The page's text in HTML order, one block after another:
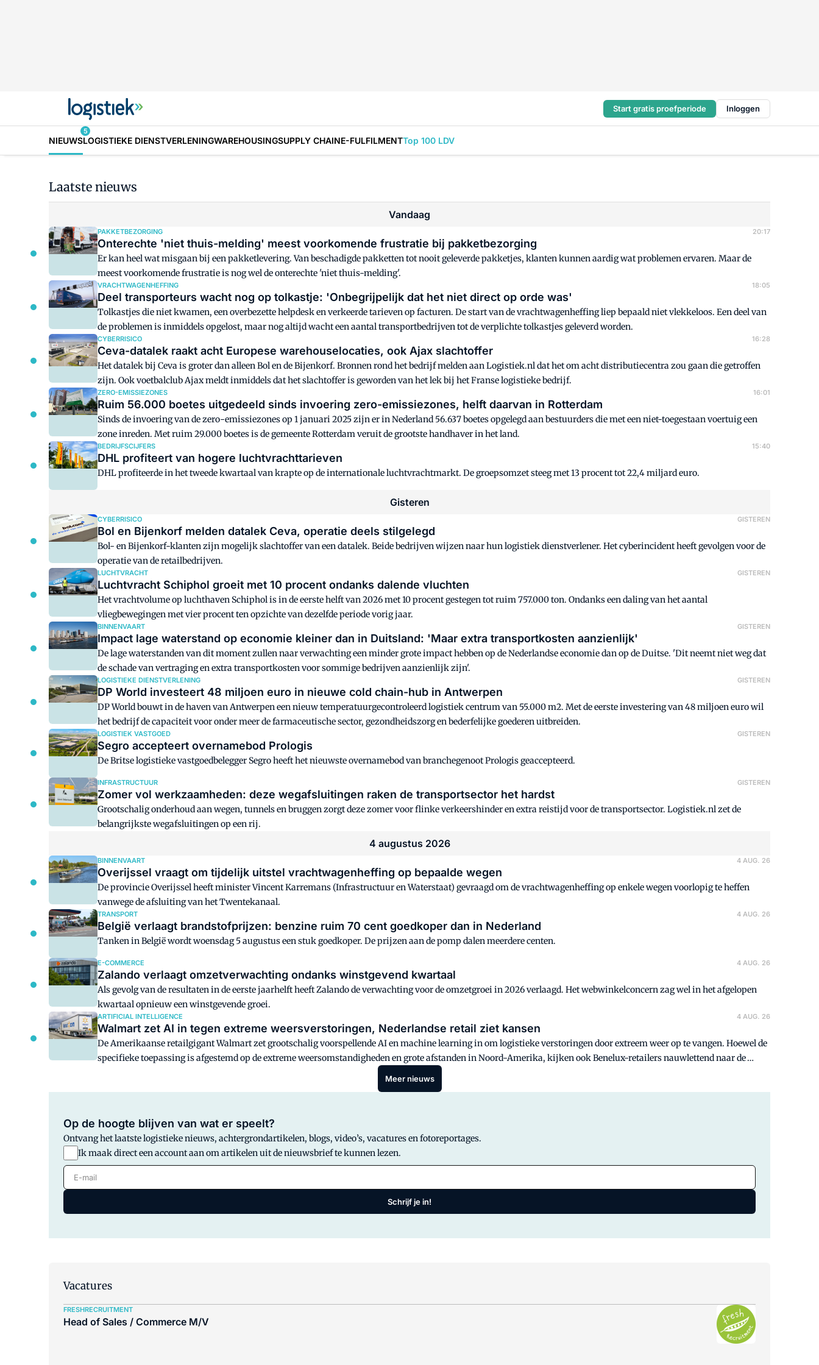
Start gratis proefperiode Inloggen
NIEUWS
5
LOGISTIEKE DIENSTVERLENINGWAREHOUSINGSUPPLY CHAINE-FULFILMENTTop 100 LDV
Laatste nieuws
vandaag
PAKKETBEZORGING 20:17
Onterechte 'niet thuis-melding' meest voorkomende frustratie bij pakketbezorging
Er kan heel wat misgaan bij een pakketlevering. Van beschadigde pakketten tot nooit geleverde pakketjes, klanten kunnen aardig wat problemen ervaren. Maar de
meest voorkomende frustratie is nog wel de onterechte 'niet thuis-melding'.
VRACHTWAGENHEFFING 18:05
Deel transporteurs wacht nog op tolkastje: 'Onbegrijpelijk dat het niet direct op orde was'
Tolkastjes die niet kwamen, een overbezette helpdesk en verkeerde tarieven op facturen. De start van de vrachtwagenheffing liep bepaald niet vlekkeloos. Een deel van
de problemen is inmiddels opgelost, maar nog altijd wacht een aantal transportbedrijven tot de verplichte tolkastjes geleverd worden.
CYBERRISICO 16:28
Ceva-datalek raakt acht Europese warehouselocaties, ook Ajax slachtoffer
Het datalek bij Ceva is groter dan alleen Bol en de Bijenkorf. Bronnen rond het bedrijf melden aan Logistiek.nl dat het om acht distributiecentra zou gaan die getroffen
zijn. Ook voetbalclub Ajax meldt inmiddels dat het slachtoffer is geworden van het lek bij het Franse logistieke bedrijf.
ZERO-EMISSIEZONES 16:01
Ruim 56.000 boetes uitgedeeld sinds invoering zero-emissiezones, helft daarvan in Rotterdam
Sinds de invoering van de zero-emissiezones op 1 januari 2025 zijn er in Nederland 56.637 boetes opgelegd aan bestuurders die met een niet-toegestaan voertuig een
zone inreden. Met ruim 29.000 boetes is de gemeente Rotterdam veruit de grootste handhaver in het land.
BEDRIJFSCIJFERS 15:40
DHL profiteert van hogere luchtvrachttarieven
DHL profiteerde in het tweede kwartaal van krapte op de internationale luchtvrachtmarkt. De groepsomzet steeg met 13 procent tot 22,4 miljard euro.
gisteren
CYBERRISICO GISTEREN
Bol en Bijenkorf melden datalek Ceva, operatie deels stilgelegd
Bol- en Bijenkorf-klanten zijn mogelijk slachtoffer van een datalek. Beide bedrijven wijzen naar hun logistiek dienstverlener. Het cyberincident heeft gevolgen voor de
operatie van de retailbedrijven.
LUCHTVRACHT GISTEREN
Luchtvracht Schiphol groeit met 10 procent ondanks dalende vluchten
Het vrachtvolume op luchthaven Schiphol is in de eerste helft van 2026 met 10 procent gestegen tot ruim 757.000 ton. Ondanks een daling van het aantal
vliegbewegingen met vier procent ten opzichte van dezelfde periode vorig jaar.
BINNENVAART GISTEREN
Impact lage waterstand op economie kleiner dan in Duitsland: 'Maar extra transportkosten aanzienlijk'
De lage waterstanden van dit moment zullen naar verwachting een minder grote impact hebben op de Nederlandse economie dan op de Duitse. 'Dit neemt niet weg dat
de schade van vertraging en extra transportkosten voor sommige bedrijven aanzienlijk zijn'.
LOGISTIEKE DIENSTVERLENING GISTEREN
DP World investeert 48 miljoen euro in nieuwe cold chain-hub in Antwerpen
DP World bouwt in de haven van Antwerpen een nieuw temperatuurgecontroleerd logistiek centrum van 55.000 m2. Met de eerste investering van 48 miljoen euro wil
het bedrijf de capaciteit voor onder meer de farmaceutische sector, gezondheidszorg en bederfelijke goederen uitbreiden.
LOGISTIEK VASTGOED GISTEREN
Segro accepteert overnamebod Prologis
De Britse logistieke vastgoedbelegger Segro heeft het nieuwste overnamebod van branchegenoot Prologis geaccepteerd.
INFRASTRUCTUUR GISTEREN
Zomer vol werkzaamheden: deze wegafsluitingen raken de transportsector het hardst
Grootschalig onderhoud aan wegen, tunnels en bruggen zorgt deze zomer voor flinke verkeershinder en extra reistijd voor de transportsector. Logistiek.nl zet de
belangrijkste wegafsluitingen op een rij.
4 augustus 2026
BINNENVAART 4 AUG. 26
Overijssel vraagt om tijdelijk uitstel vrachtwagenheffing op bepaalde wegen
De provincie Overijssel heeft minister Vincent Karremans (Infrastructuur en Waterstaat) gevraagd om de vrachtwagenheffing op enkele wegen voorlopig te heffen
vanwege de afsluiting van het Twentekanaal.
TRANSPORT 4 AUG. 26
België verlaagt brandstofprijzen: benzine ruim 70 cent goedkoper dan in Nederland
Tanken in België wordt woensdag 5 augustus een stuk goedkoper. De prijzen aan de pomp dalen meerdere centen.
E-COMMERCE 4 AUG. 26
Zalando verlaagt omzetverwachting ondanks winstgevend kwartaal
Als gevolg van de resultaten in de eerste jaarhelft heeft Zalando de verwachting voor de omzetgroei in 2026 verlaagd. Het webwinkelconcern zag wel in het afgelopen
kwartaal opnieuw een winstgevende groei.
ARTIFICIAL INTELLIGENCE 4 AUG. 26
Walmart zet AI in tegen extreme weersverstoringen, Nederlandse retail ziet kansen
De Amerikaanse retailgigant Walmart zet grootschalig voorspellende AI en machine learning in om logistieke verstoringen door extreem weer op te vangen. Hoewel de
specifieke toepassing is afgestemd op de extreme weersomstandigheden en grote afstanden in Noord-Amerika, kijken ook Benelux-retailers nauwlettend naar de
Meer nieuws
Op de hoogte blijven van wat er speelt?
Ontvang het laatste logistieke nieuws, achtergrondartikelen, blogs, video’s, vacatures en fotoreportages.
Ik maak direct een account aan om artikelen uit de nieuwsbrief te kunnen lezen.
E-mail
Schrijf je in!
Vacatures
FRESHRECRUITMENT
Head of Sales / Commerce M/V